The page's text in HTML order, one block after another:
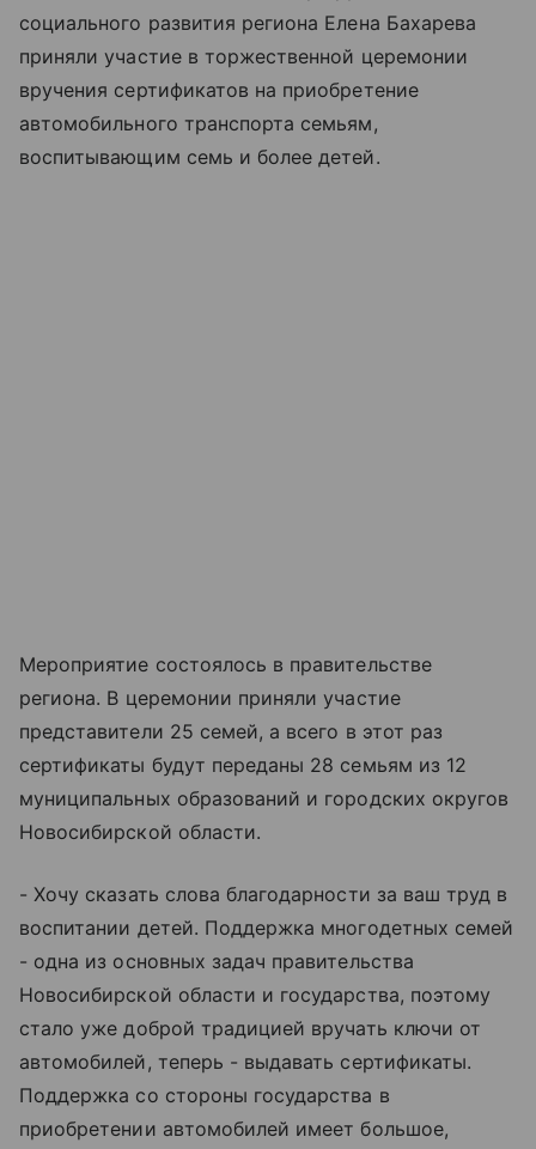
социального развития региона Елена Бахарева
приняли участие в торжественной церемонии
вручения сертификатов на приобретение
автомобильного транспорта семьям,
воспитывающим семь и более детей.
Мероприятие состоялось в правительстве
региона. В церемонии приняли участие
представители 25 семей, а всего в этот раз
сертификаты будут переданы 28 семьям из 12
муниципальных образований и городских округов
Новосибирской области.
- Хочу сказать слова благодарности за ваш труд в
воспитании детей. Поддержка многодетных семей
- одна из основных задач правительства
Новосибирской области и государства, поэтому
стало уже доброй традицией вручать ключи от
автомобилей, теперь - выдавать сертификаты.
Поддержка со стороны государства в
приобретении автомобилей имеет большое,